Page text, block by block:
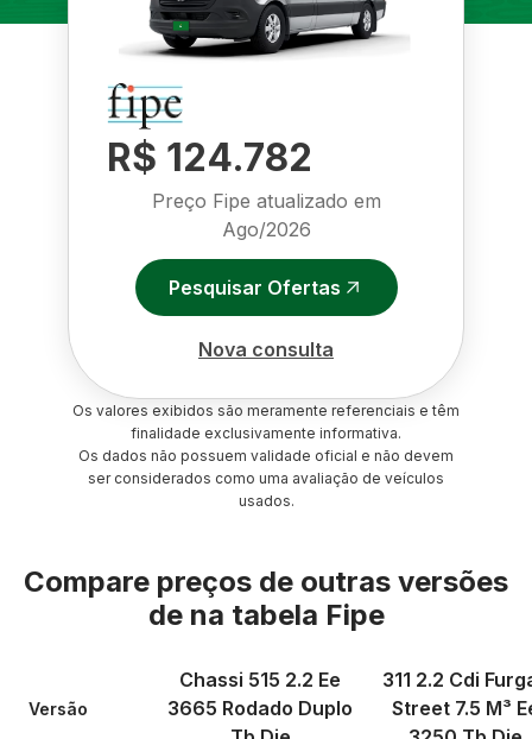
R$ 124.782
Preço Fipe atualizado em
Ago/2026
Pesquisar Ofertas
Nova consulta
Os valores exibidos são meramente referenciais e têm
finalidade exclusivamente informativa.
Os dados não possuem validade oficial e não devem
ser considerados como uma avaliação de veículos
usados.
Compare preços de outras versões
de na tabela Fipe
Versão
Chassi 515 2.2 Ee
3665 Rodado Duplo
311 2.2 Cdi
Street 7.5 M³